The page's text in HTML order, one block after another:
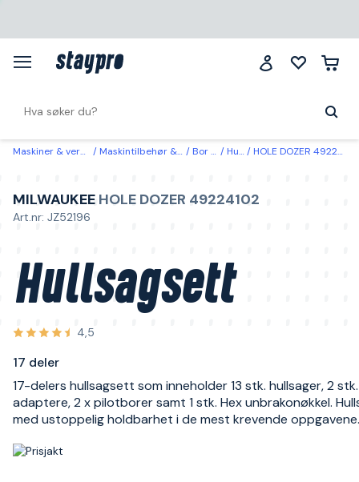
Maskiner & verktøy Maskintilbehør & forbruk Bor & bits Hullsager HOLE DOZER 49224102 Milwaukee Hullsagsett 17 deler
MILWAUKEE HOLE DOZER 49224102
Art.nr: JZ52196
Hullsagsett
4,5
17 deler
17-delers hullsagsett som inneholder 13 stk. hullsager, 2 stk.
adaptere, 2 x pilotborer samt 1 stk. Hex unbrakonøkkel.
med ustoppelig holdbarhet i de mest krevende oppgavene.